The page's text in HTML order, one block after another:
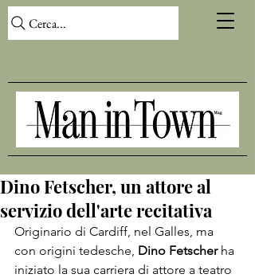
Cerca...
Dino Fetscher, un attore al
servizio dell'arte recitativa
Originario di Cardiff, nel Galles, ma
con origini tedesche, Dino Fetscher ha
iniziato la sua carriera di attore a teatro